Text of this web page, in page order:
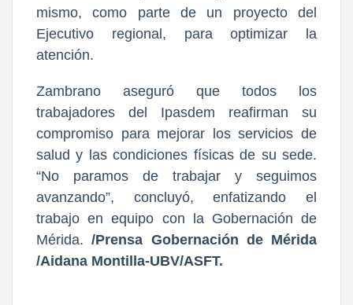
mismo, como parte de un proyecto del
Ejecutivo regional, para optimizar la
atención.
Zambrano aseguró que todos los
trabajadores del Ipasdem reafirman su
compromiso para mejorar los servicios de
salud y las condiciones físicas de su sede.
“No paramos de trabajar y seguimos
avanzando”, concluyó, enfatizando el
trabajo en equipo con la Gobernación de
Mérida. /Prensa Gobernación de Mérida
/Aidana Montilla-UBV/ASFT.